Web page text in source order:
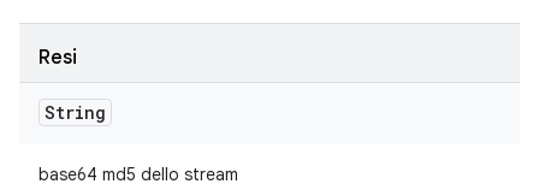
Resi
String
base64 md5 dello stream